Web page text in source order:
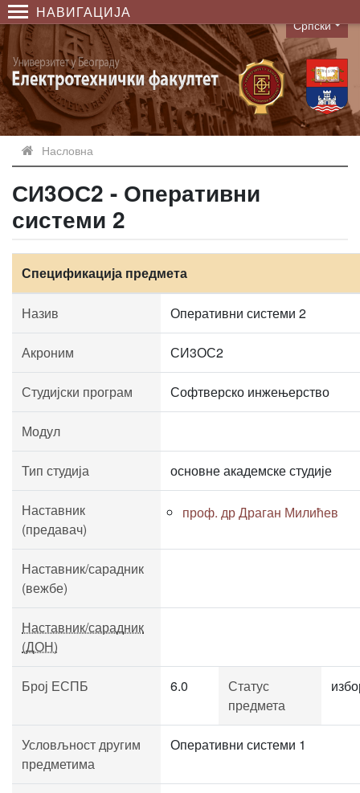
НАВИГАЦИЈА
Language
Српски
Насловна
СИ3ОС2 - Оперативни
системи 2
Спецификација предмета
Назив Оперативни системи 2
Акроним СИ3ОС2
Студијски програм Софтверско инжењерство
Модул
Тип студија основне академске студије
Наставник
(предавач)
проф. др Драган Милићев
Наставник/сарадник
(вежбе)
Наставник/сарадник
(ДОН)
Број ЕСПБ 6.0
Статус
предмета
Условљност другим
предметима
Оперативни системи 1